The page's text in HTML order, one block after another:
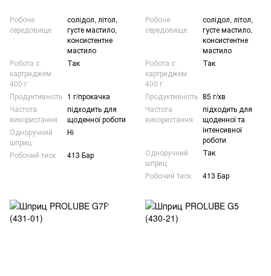
Робоче
середовище
солідол, літол,
густе мастило,
консистентне
мастило
Робота с
картриджем
400 г
Так
Продуктивність 1 г/прокачка
Частота
використання
підходить для
щоденної роботи
Одноручний
шприц
Ні
Робочий тиск 413 Бар
Робоче
середовище
солідол, літол,
густе мастило,
консистентне
мастило
Робота с
картриджем
400 г
Так
Продуктивність 85 г/хв
Частота
використання
підходить для
щоденної та
інтенсивної
роботи
Одноручний
шприц
Так
Робочий тиск 413 Бар